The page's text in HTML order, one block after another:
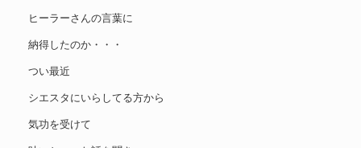
ヒーラーさんの言葉に
納得したのか・・・
つい最近
シエスタにいらしてる方から
気功を受けて